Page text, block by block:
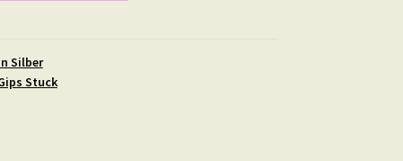
Silber
Stuck